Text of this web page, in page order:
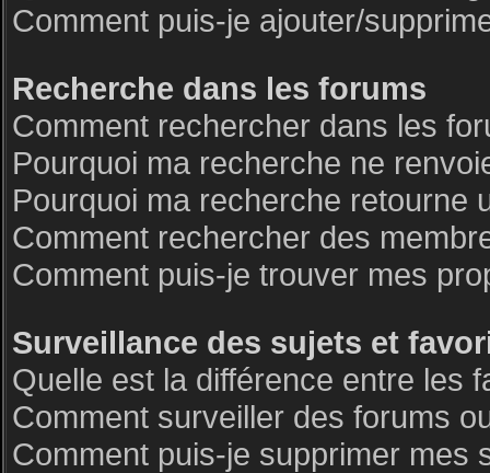
Comment puis-je ajouter/
Recherche dans les forums
Comment rechercher dans les
Pourquoi ma recherche ne
Pourquoi ma recherche retourne
Comment rechercher des
Comment puis-je trouver mes
Surveillance des sujets et
Quelle est la différence entre les
Comment surveiller des forums
Comment puis-je supprimer mes